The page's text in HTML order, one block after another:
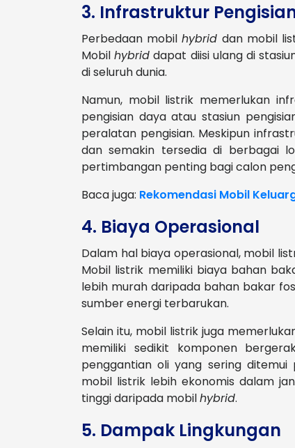
3. Infrastruktur
Perbedaan mobil hybrid dan mobil
Mobilhybrid dapat diisi ulang di
di seluruh dunia.
Namun, mobil listrik memerlukan
pengisian daya atau stasiun
peralatan pengisian. Meskipun
dan semakin tersedia di berbagai
pertimbangan penting bagi calon
Baca juga: Rekomendasi Mobil
4. Biaya Operasional
Dalam hal biaya operasional, mobil
Mobil listrik memiliki biaya bahan
lebih murah daripada bahan bakar
sumber energi terbarukan.
Selain itu, mobil listrik juga
memiliki sedikit komponen
penggantian oli yang sering
mobil listrik lebih ekonomis dalam
tinggi daripada mobilhybrid.
5. Dampak Lingkungan